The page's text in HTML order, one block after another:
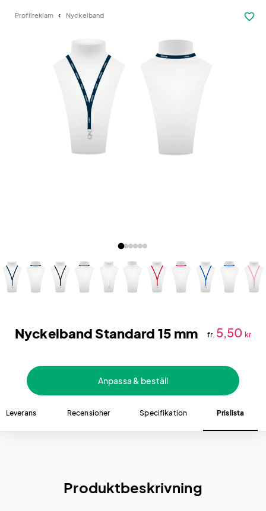
Profilreklam Nyckelband favorite_border
Nyckelband Standard 15 mm fr. 5,50 kr
Anpassa & beställ
Leverans Recensioner Specifikation Prislista
Produktbeskrivning